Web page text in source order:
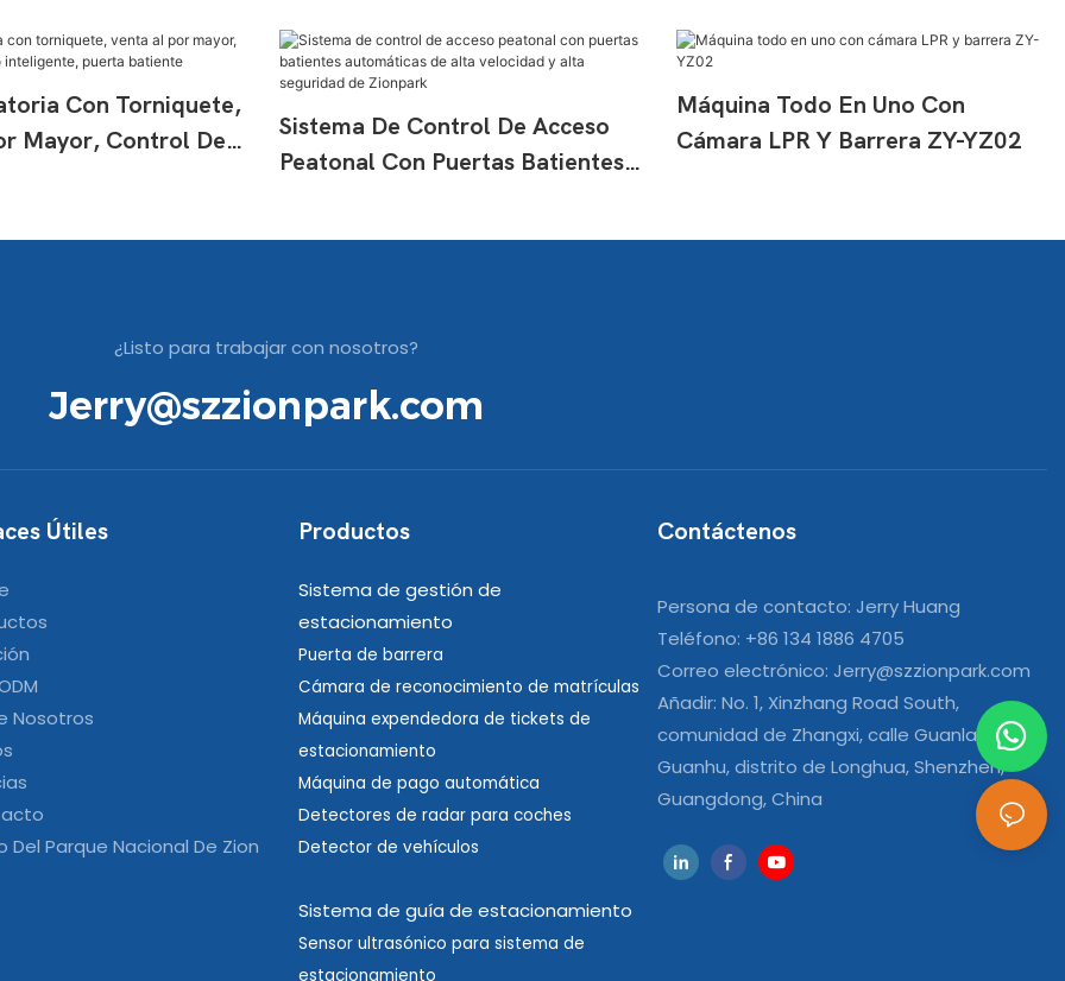
Con Torniquete,
Mayor, Control De
Sistema De Control De Acceso
Peatonal Con Puertas Batientes
Alta Seguridad De Zionpark
Máquina Todo En Uno Con
Cámara LPR Y Barrera ZY-YZ02
¿Listo para trabajar con nosotros?
Jerry@szzionpark.com
Útiles
Nosotros
Del Parque Nacional De Zion
Productos
Sistema de gestión de
estacionamiento
Puerta de barrera
Cámara de reconocimiento de matrículas
Máquina expendedora de tickets de
estacionamiento
Máquina de pago automática
Detectores de radar para coches
Detector de vehículos
Sistema de guía de estacionamiento
Sensor ultrasónico para sistema de
estacionamiento
Contáctenos
Persona de contacto: Jerry Huang
Teléfono: +86 134 1886 4705
Correo electrónico: Jerry@szzionpark.com
Añadir: No. 1, Xinzhang Road South,
comunidad de Zhangxi, calle Guanlan
Guanhu, distrito de Longhua, Shenzhen,
Guangdong, China